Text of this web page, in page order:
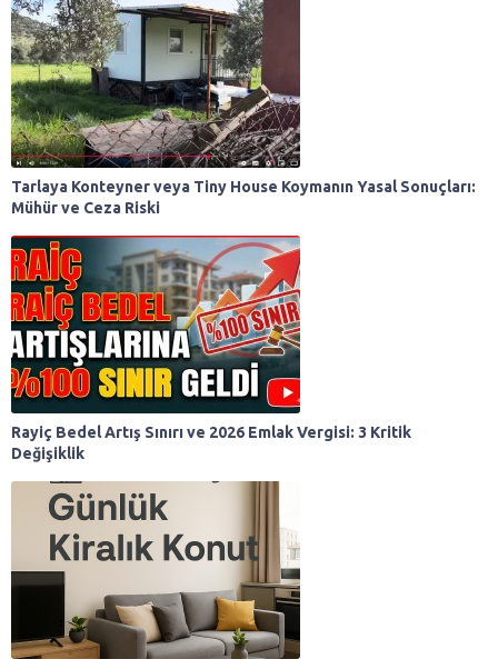
Tarlaya Konteyner veya Tiny House Koymanın Yasal Sonuçları:
Mühür ve Ceza Riski
Rayiç Bedel Artış Sınırı ve 2026 Emlak Vergisi: 3 Kritik
Değişiklik